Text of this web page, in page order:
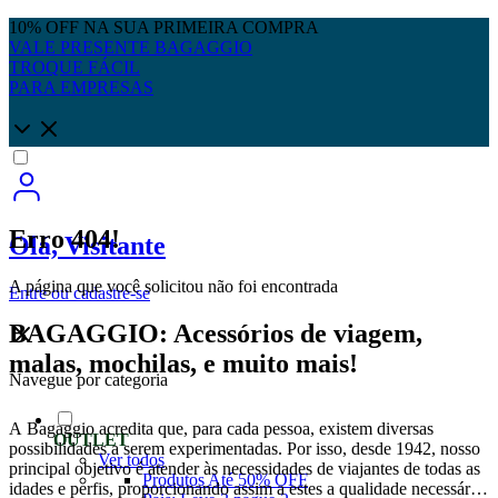
10% OFF NA SUA PRIMEIRA COMPRA
VALE PRESENTE BAGAGGIO
TROQUE FÁCIL
PARA EMPRESAS
Olá, Visitante
Entreou cadastre-se
Navegue por categoria
OUTLET
Ver todos
Produtos Até 50% OFF
Erro 404!
A página que você solicitou não foi encontrada
BAGAGGIO: Acessórios de viagem,
malas, mochilas, e muito mais!
A Bagaggio acredita que, para cada pessoa, existem diversas
possibilidades a serem experimentadas. Por isso, desde 1942, nosso
principal objetivo é atender às necessidades de viajantes de todas as
idades e perfis, proporcionando assim a estes a qualidade necessária